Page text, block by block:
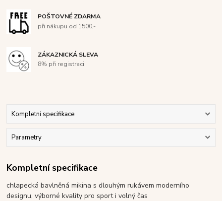
POŠTOVNÉ ZDARMA
při nákupu od 1500,-
ZÁKAZNICKÁ SLEVA
8% při registraci
Kompletní specifikace
Parametry
Kompletní specifikace
chlapecká bavlněná mikina s dlouhým rukávem moderního
designu, výborné kvality pro sport i volný čas